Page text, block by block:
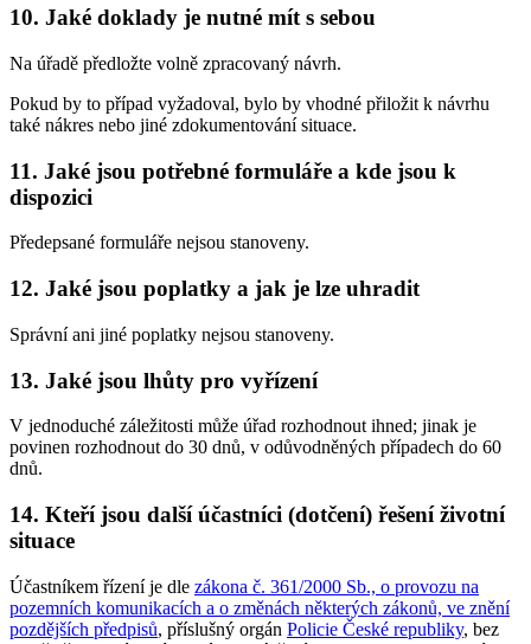
10. Jaké doklady je nutné mít s sebou
Na úřadě předložte volně zpracovaný návrh.
Pokud by to případ vyžadoval, bylo by vhodné přiložit k návrhu
také nákres nebo jiné zdokumentování situace.
11. Jaké jsou potřebné formuláře a kde jsou k
dispozici
Předepsané formuláře nejsou stanoveny.
12. Jaké jsou poplatky a jak je lze uhradit
Správní ani jiné poplatky nejsou stanoveny.
13. Jaké jsou lhůty pro vyřízení
V jednoduché záležitosti může úřad rozhodnout ihned; jinak je
povinen rozhodnout do 30 dnů, v odůvodněných případech do 60
dnů.
14. Kteří jsou další účastníci (dotčení) řešení životní
situace
Účastníkem řízení je dle zákona č. 361/2000 Sb., o provozu na
pozemních komunikacích a o změnách některých zákonů, ve znění
pozdějších předpisů, příslušný orgán Policie České republiky, bez